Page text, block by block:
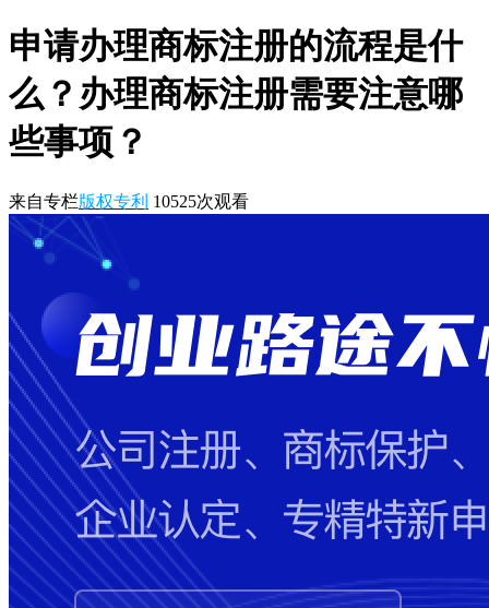
申请办理商标注册的流程是什
么？办理商标注册需要注意哪
些事项？
来自专栏版权专利 10525次观看